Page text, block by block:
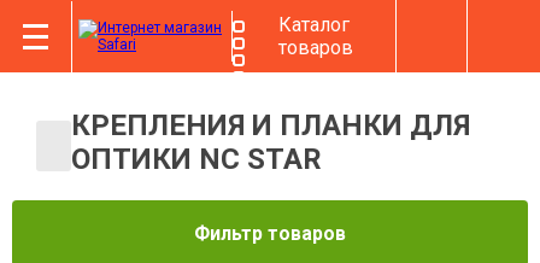
Каталог
товаров
КРЕПЛЕНИЯ И ПЛАНКИ ДЛЯ
ОПТИКИ NC STAR
Фильтр товаров